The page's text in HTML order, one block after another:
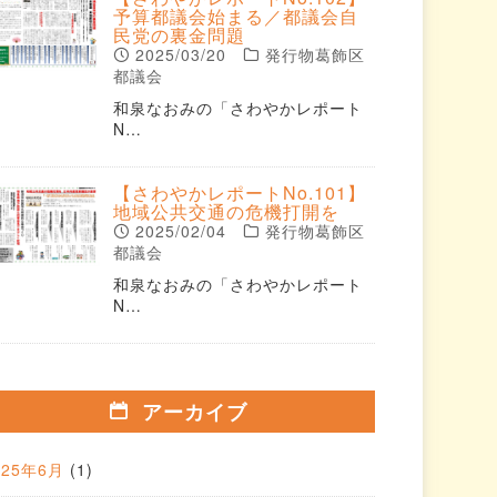
予算都議会始まる／都議会自
民党の裏金問題
2025/03/20
発行物葛飾区
都議会
和泉なおみの「さわやかレポート
N…
【さわやかレポートNo.101】
地域公共交通の危機打開を
2025/02/04
発行物葛飾区
都議会
和泉なおみの「さわやかレポート
N…
アーカイブ
年6月 (1)